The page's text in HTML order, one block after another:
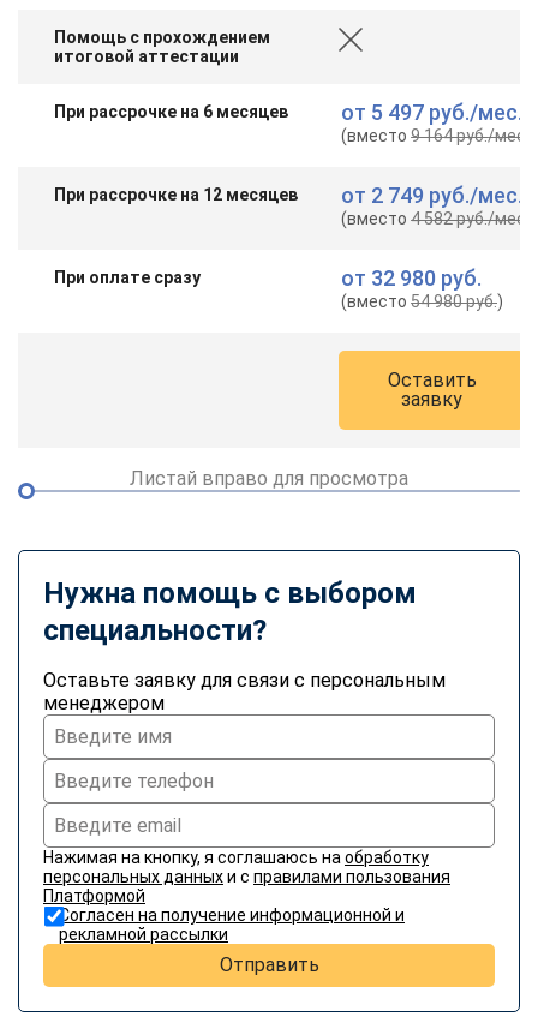
Помощь с прохождением
итоговой аттестации
При рассрочке на 6 месяцев от 5 497 руб./мес.
(вместо9 164 руб./мес.
При рассрочке на 12 месяцев от 2 749 руб./мес.
(вместо4 582 руб./мес.
При оплате сразу от 32 980 руб.
(вместо54 980 руб.)
Оставить
заявку
Листай вправо для просмотра
Нужна помощь с выбором
специальности?
Оставьте заявку для связи с персональным
менеджером
Нажимая на кнопку, я соглашаюсь на обработку
персональных данныхи с правилами пользования
Платформой
Согласен на получение информационной и
рекламной рассылки
Отправить